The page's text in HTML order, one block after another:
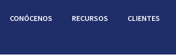
CONÓCENOS RECURSOS CLIENTES